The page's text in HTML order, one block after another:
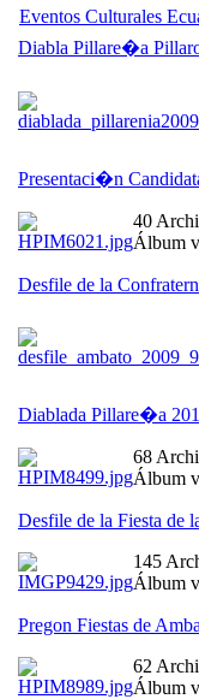
Eventos Culturales
Diabla Pillare�a
Presentaci�n
40
Álbum
Desfile de la
Diablada Pillare�a
68
Álbum
Desfile de la Fiesta de
145
Álbum
Pregon Fiestas de
62
Álbum